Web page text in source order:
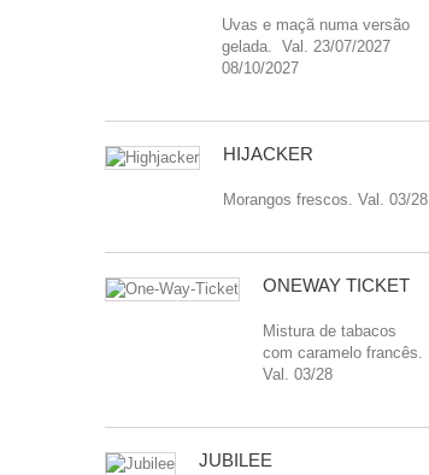
Uvas e maçã numa versão
gelada. Val. 23/07/2027
08/10/2027
HIJACKER
Morangos frescos. Val. 03/28
ONEWAY TICKET
Mistura de tabacos
com caramelo francês.
Val. 03/28
JUBILEE